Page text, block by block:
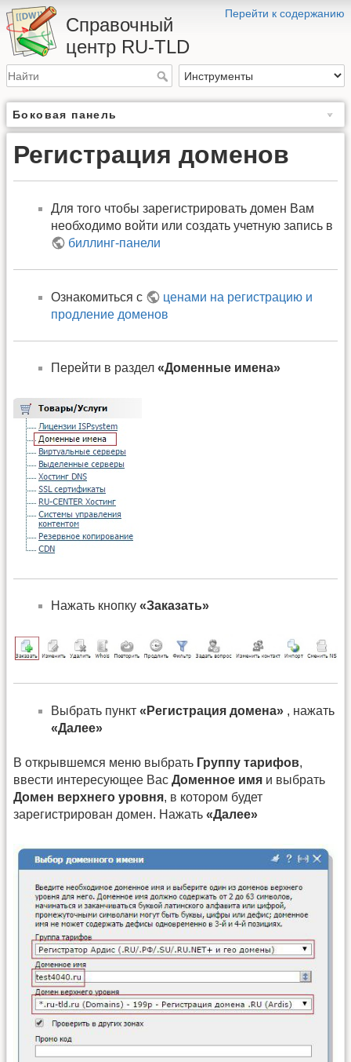
Перейти к содержанию
Справочный
центр RU-TLD
Боковая панель
Регистрация доменов
Для того чтобы зарегистрировать домен Вам
необходимо войти или создать учетную запись в
биллинг-панели
Ознакомиться с
ценами на регистрацию и
продление доменов
Перейти в раздел «Доменные имена»
Нажать кнопку «Заказать»
Выбрать пункт «Регистрация домена» , нажать
«Далее»
В открывшемся меню выбрать Группу тарифов,
ввести интересующее Вас Доменное имя и выбрать
Домен верхнего уровня, в котором будет
зарегистрирован домен. Нажать «Далее»